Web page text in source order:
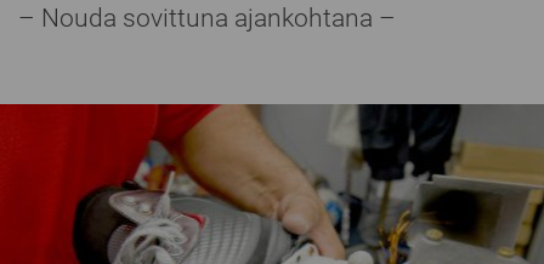
– Nouda sovittuna ajankohtana –